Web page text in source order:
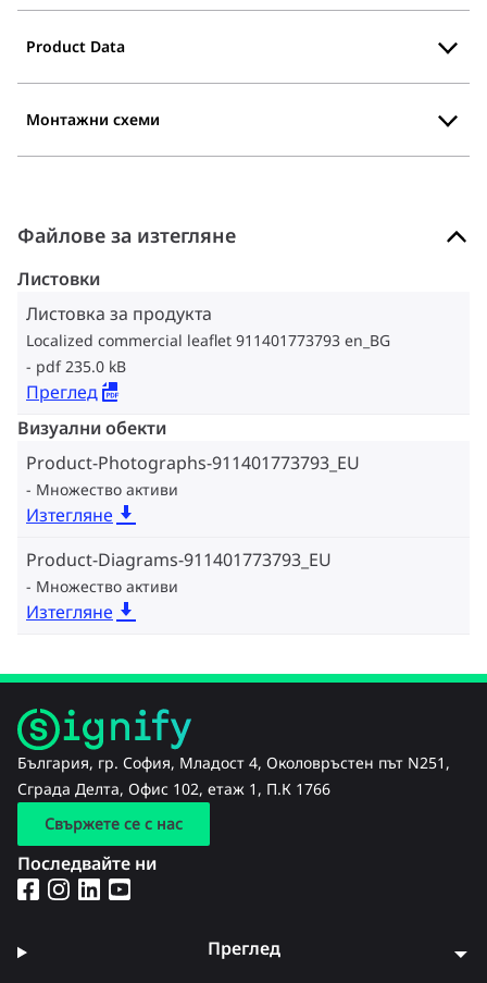
Product Data
Монтажни схеми
Файлове за изтегляне
Листовки
Листовка за продукта
Localized commercial leaflet 911401773793 en_BG
pdf 235.0 kB
Преглед
Визуални обекти
Product-Photographs-911401773793_EU
Множество активи
Изтегляне
Product-Diagrams-911401773793_EU
Множество активи
Изтегляне
България, гр. София, Младост 4, Околовръстен път N251,
Сграда Делта, Офис 102, етаж 1, П.К 1766
Свържете се с нас
Последвайте ни
Преглед